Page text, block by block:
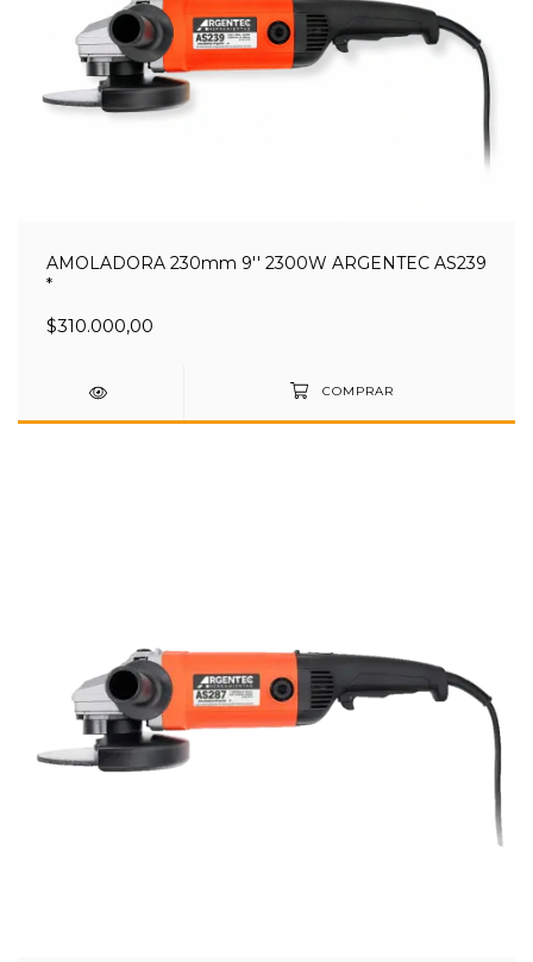
AMOLADORA 230mm 9'' 2300W ARGENTEC AS239
*
$310.000,00